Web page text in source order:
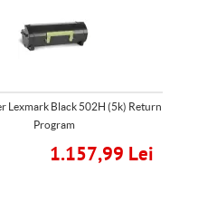
Lexmark Black 502H (5k) Return
Program
1.157,99 Lei